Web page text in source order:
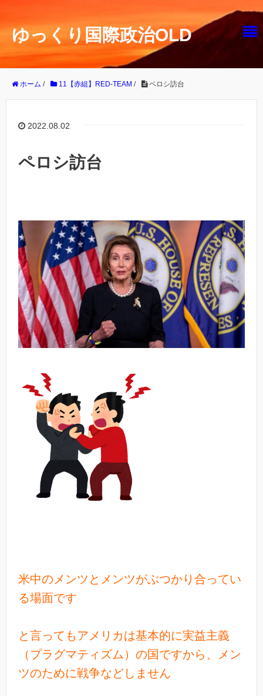
ゆっくり国際政治OLD
ホーム / 11【赤組】RED-TEAM / ペロシ訪台
2022.08.02
ペロシ訪台
米中のメンツとメンツがぶつかり合ってい
る場面です
と言ってもアメリカは基本的に実益主義
（プラグマティズム）の国ですから、メン
ツのために戦争などしません